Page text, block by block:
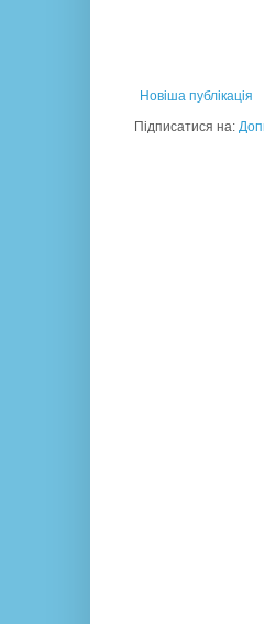
Новіша публікація
Підписатися на: